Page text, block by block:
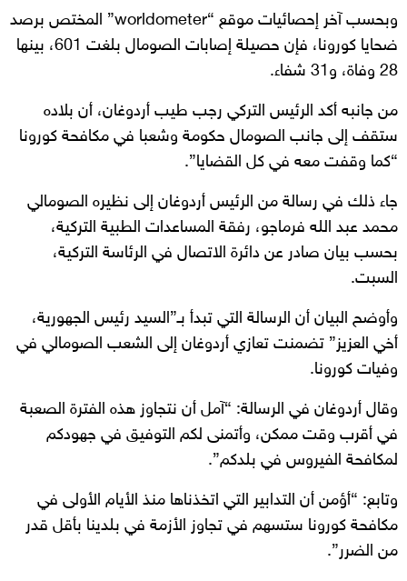
وبحسب آخر إحصائيات موقع “worldometer” المختص برصد
ضحايا كورونا، فإن حصيلة إصابات الصومال بلغت 601، بينها
28 وفاة، و31 شفاء.
من جانبه أكد الرئيس التركي رجب طيب أردوغان، أن بلاده
ستقف إلى جانب الصومال حكومة وشعبا في مكافحة كورونا
“كما وقفت معه في كل القضايا”.
جاء ذلك في رسالة من الرئيس أردوغان إلى نظيره الصومالي
محمد عبد الله فرماجو، رفقة المساعدات الطبية التركية،
بحسب بيان صادر عن دائرة الاتصال في الرئاسة التركية،
السبت.
وأوضح البيان أن الرسالة التي تبدأ بـ”السيد رئيس الجهورية،
أخي العزيز” تضمنت تعازي أردوغان إلى الشعب الصومالي في
وفيات كورونا.
وقال أردوغان في الرسالة: “آمل أن نتجاوز هذه الفترة الصعبة
في أقرب وقت ممكن، وأتمنى لكم التوفيق في جهودكم
لمكافحة الفيروس في بلدكم”.
وتابع: “أؤمن أن التدابير التي اتخذناها منذ الأيام الأولى في
مكافحة كورونا ستسهم في تجاوز الأزمة في بلدينا بأقل قدر
من الضرر”.